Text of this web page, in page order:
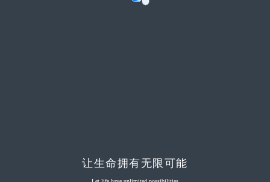
让生命拥有无限可能